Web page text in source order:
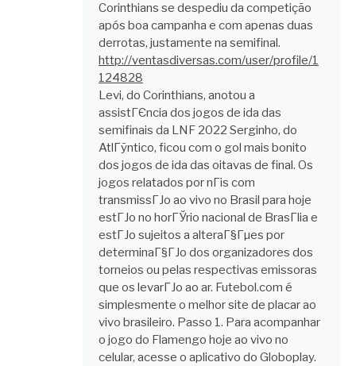
Corinthians se despediu da competição
após boa campanha e com apenas duas
derrotas, justamente na semifinal.
http://ventasdiversas.com/user/profile/1
124828
Levi, do Corinthians, anotou a
assistГЄncia dos jogos de ida das
semifinais da LNF 2022 Serginho, do
AtlГўntico, ficou com o gol mais bonito
dos jogos de ida das oitavas de final. Os
jogos relatados por nГіs com
transmissГЈo ao vivo no Brasil para hoje
estГЈo no horГЎrio nacional de BrasГ­lia e
estГЈo sujeitos a alteraГ§Гµes por
determinaГ§ГЈo dos organizadores dos
torneios ou pelas respectivas emissoras
que os levarГЈo ao ar. Futebol.com é
simplesmente o melhor site de placar ao
vivo brasileiro. Passo 1. Para acompanhar
o jogo do Flamengo hoje ao vivo no
celular, acesse o aplicativo do Globoplay.